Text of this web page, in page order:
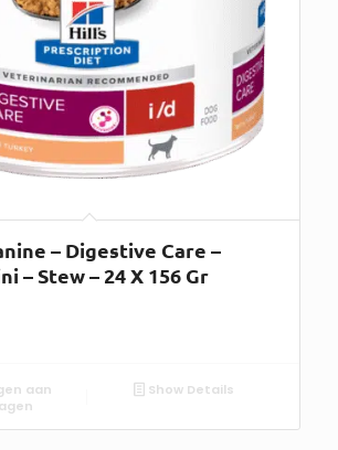
– Digestive Care –
– Stew – 24 X 156 Gr
aan
Show Details